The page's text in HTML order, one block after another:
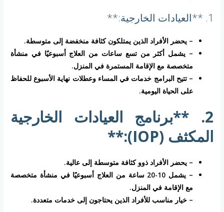
1. **العيادات الخارجية:**
– يحضر الأفراد الذين يمتلكون كثافة منخفضة إلى متوسطة.
– يشمل أكثر من تسع ساعات من العلاج أسبوعيًا في منشأة
متخصصة مع الإقامة المستمرة في المنزل.
– تتيح البرامج خدمات في المساء وعطلات نهاية الأسبوع للحفاظ
على الحياة اليومية.
2. **برنامج العيادات الخارجية
المكثف (IOP):**
– يحضر الأفراد ذوو كثافة متوسطة إلى عالية.
– يشمل 10-20 ساعة من العلاج أسبوعيًا في منشأة متخصصة
مع الإقامة في المنزل.
– خيار مناسب للأفراد الذين يحتاجون إلى خدمات متعددة.